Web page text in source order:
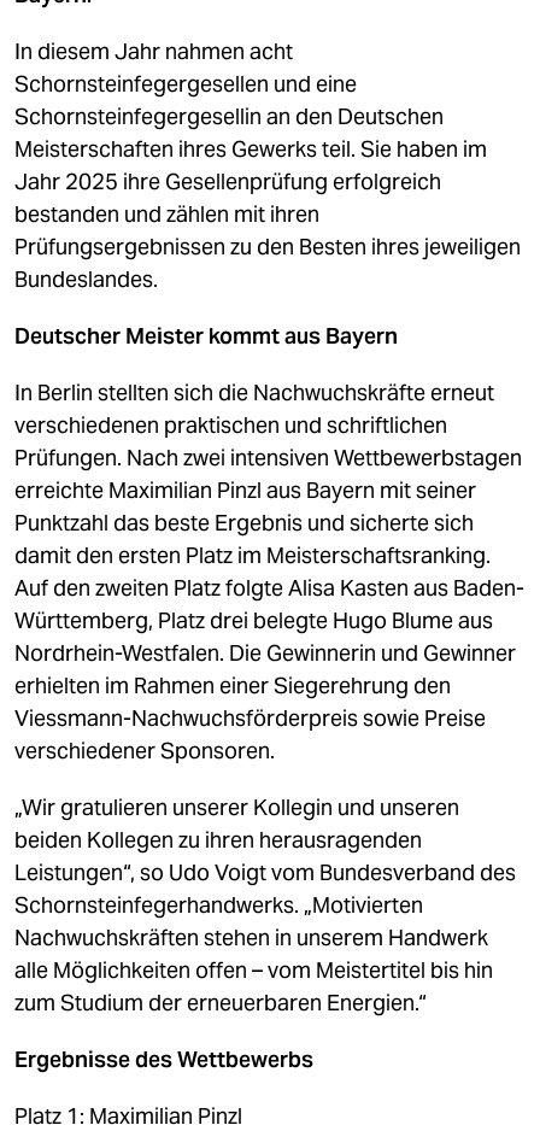
In diesem Jahr nahmen acht
Schornsteinfegergesellen und eine
Schornsteinfegergesellin an den Deutschen
Meisterschaften ihres Gewerks teil. Sie haben im
Jahr 2025 ihre Gesellenprüfung erfolgreich
bestanden und zählen mit ihren
Prüfungsergebnissen zu den Besten ihres jeweiligen
Bundeslandes.
Deutscher Meister kommt aus Bayern
In Berlin stellten sich die Nachwuchskräfte erneut
verschiedenen praktischen und schriftlichen
Prüfungen. Nach zwei intensiven Wettbewerbstagen
erreichte Maximilian Pinzl aus Bayern mit seiner
Punktzahl das beste Ergebnis und sicherte sich
damit den ersten Platz im Meisterschaftsranking.
Auf den zweiten Platz folgte Alisa Kasten aus Baden-
Württemberg, Platz drei belegte Hugo Blume aus
Nordrhein-Westfalen. Die Gewinnerin und Gewinner
erhielten im Rahmen einer Siegerehrung den
Viessmann-Nachwuchsförderpreis sowie Preise
verschiedener Sponsoren.
„Wir gratulieren unserer Kollegin und unseren
beiden Kollegen zu ihren herausragenden
Leistungen“, so Udo Voigt vom Bundesverband des
Schornsteinfegerhandwerks. „Motivierten
Nachwuchskräften stehen in unserem Handwerk
alle Möglichkeiten offen – vom Meistertitel bis hin
zum Studium der erneuerbaren Energien.“
Ergebnisse des Wettbewerbs
Platz 1: Maximilian Pinzl